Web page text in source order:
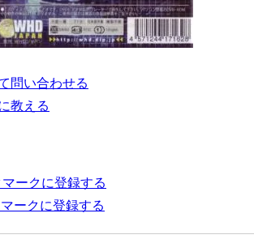
問い合わせる
教える
ークに登録する
ークに登録する